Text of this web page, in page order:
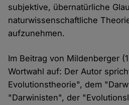
subjektive, übernatürliche
naturwissenschaftliche
aufzunehmen.
Im Beitrag von Mildenberger
Wortwahl auf: Der Autor
Evolutionstheorie", dem
"Darwinisten", der